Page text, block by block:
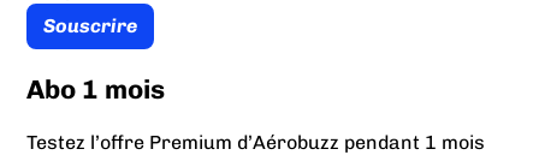
Souscrire
Abo 1 mois
Testez l’offre Premium d’Aérobuzz pendant 1 mois